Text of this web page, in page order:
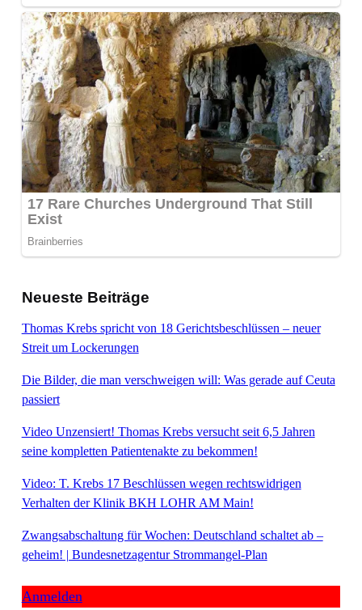
Neueste Beiträge
Thomas Krebs spricht von 18 Gerichtsbeschlüssen – neuer
Streit um Lockerungen
Die Bilder, die man verschweigen will: Was gerade auf Ceuta
passiert
Video Unzensiert! Thomas Krebs versucht seit 6,5 Jahren
seine kompletten Patientenakte zu bekommen!
Video: T. Krebs 17 Beschlüssen wegen rechtswidrigen
Verhalten der Klinik BKH LOHR AM Main!
Zwangsabschaltung für Wochen: Deutschland schaltet ab –
geheim! | Bundesnetzagentur Strommangel-Plan
Anmelden